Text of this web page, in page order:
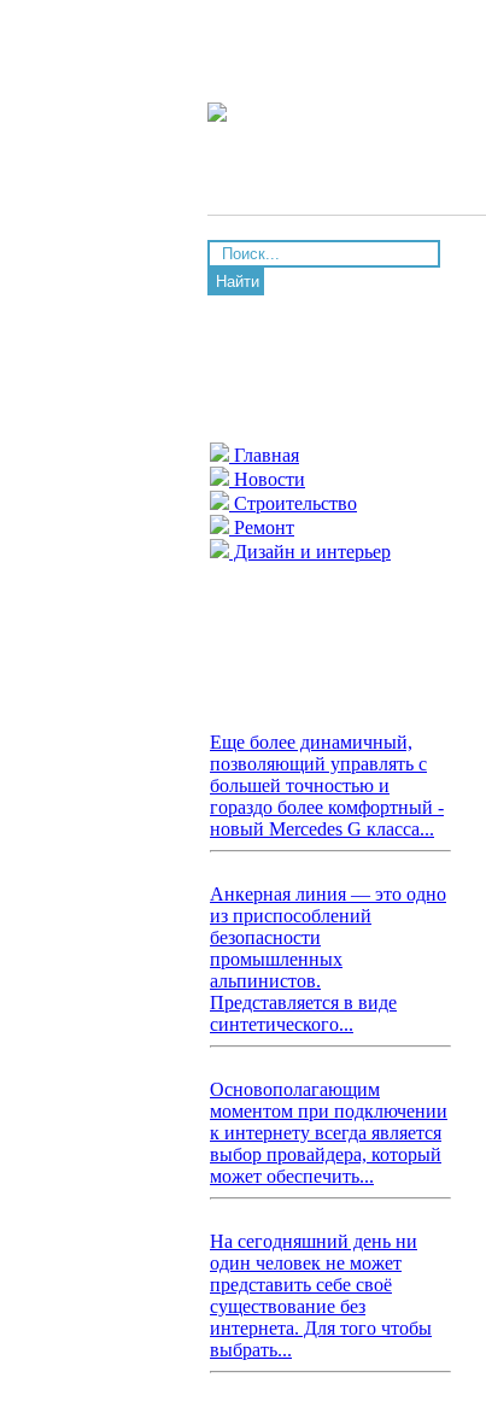
Найти
Главная
Новости
Строительство
Ремонт
Дизайн и интерьер
Еще более динамичный,
позволяющий управлять с
большей точностью и
гораздо более комфортный -
новый Mercedes G класса...
Анкерная линия — это одно
из приспособлений
безопасности
промышленных
альпинистов.
Представляется в виде
синтетического...
Основополагающим
моментом при подключении
к интернету всегда является
выбор провайдера, который
может обеспечить...
На сегодняшний день ни
один человек не может
представить себе своё
существование без
интернета. Для того чтобы
выбрать...